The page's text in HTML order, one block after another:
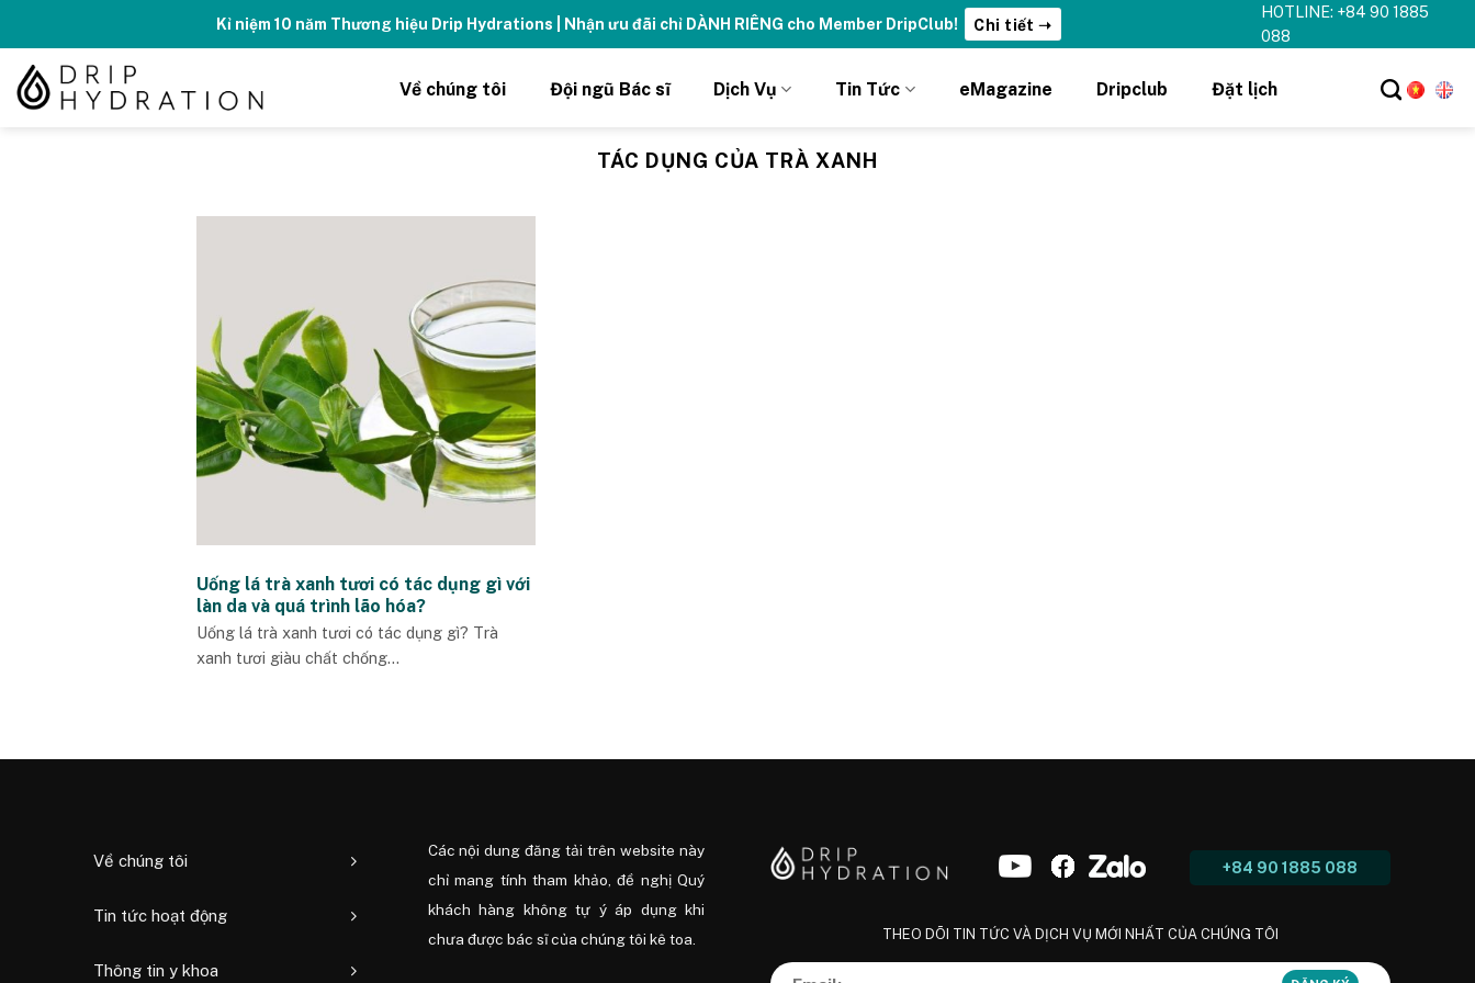
content
Kỉ niệm 10 năm Thương hiệu Drip Hydrations | Nhận ưu đãi chỉ DÀNH RIÊNG cho Member DripClub! Chi tiết ➝
HOTLINE: +84 90 1885
088
Về chúng tôi Đội ngũ Bác sĩ Dịch Vụ Tin Tức eMagazine Dripclub Đặt lịch
TÁC DỤNG CỦA TRÀ XANH
Uống lá trà xanh tươi có tác dụng gì với
làn da và quá trình lão hóa?
Uống lá trà xanh tươi có tác dụng gì? Trà
xanh tươi giàu chất chống...
Về chúng tôi
Tin tức hoạt động
Thông tin y khoa
Các nội dung đăng tải trên website này
chỉ mang tính tham khảo, đề nghị Quý
khách hàng không tự ý áp dụng khi
chưa được bác sĩ của chúng tôi kê toa.
+84 90 1885 088
THEO DÕI TIN TỨC VÀ DỊCH VỤ MỚI NHẤT CỦA CHÚNG TÔI